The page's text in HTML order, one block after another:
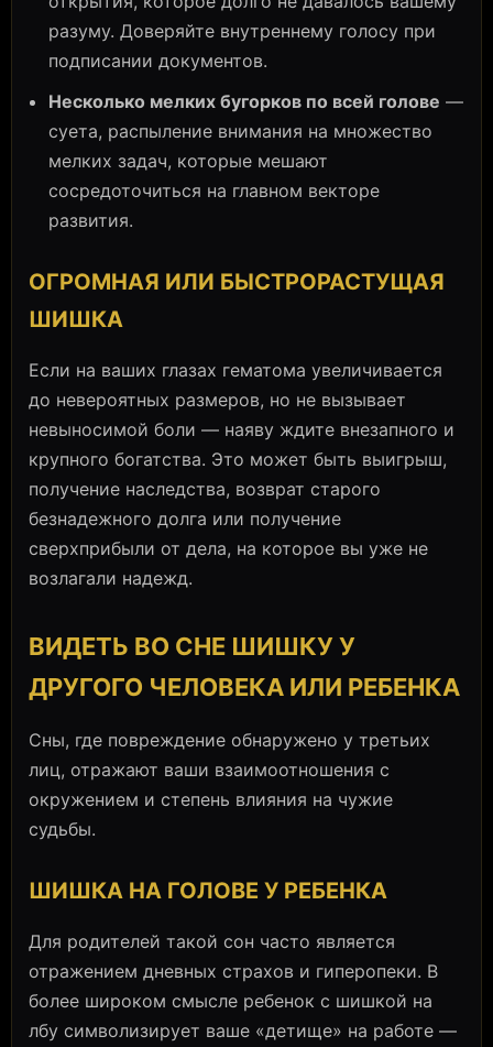
разуму. Доверяйте внутреннему голосу при
подписании документов.
Несколько мелких бугорков по всей голове —
суета, распыление внимания на множество
мелких задач, которые мешают
сосредоточиться на главном векторе
развития.
ОГРОМНАЯ ИЛИ БЫСТРОРАСТУЩАЯ
ШИШКА
Если на ваших глазах гематома увеличивается
до невероятных размеров, но не вызывает
невыносимой боли — наяву ждите внезапного и
крупного богатства. Это может быть выигрыш,
получение наследства, возврат старого
безнадежного долга или получение
сверхприбыли от дела, на которое вы уже не
возлагали надежд.
ВИДЕТЬ ВО СНЕ ШИШКУ У
ДРУГОГО ЧЕЛОВЕКА ИЛИ РЕБЕНКА
Сны, где повреждение обнаружено у третьих
лиц, отражают ваши взаимоотношения с
окружением и степень влияния на чужие
судьбы.
ШИШКА НА ГОЛОВЕ У РЕБЕНКА
Для родителей такой сон часто является
отражением дневных страхов и гиперопеки. В
более широком смысле ребенок с шишкой на
лбу символизирует ваше «детище» на работе —